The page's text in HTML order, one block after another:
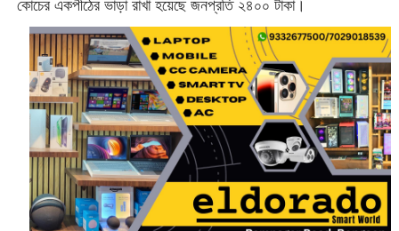
কোচের একপীঠের ভাড়া রাখা হয়েছে জনপ্রতি ২৪০০ টাকা।